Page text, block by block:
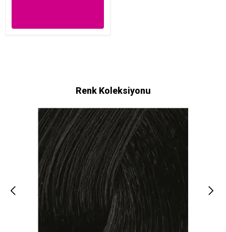
Renk Koleksiyonu